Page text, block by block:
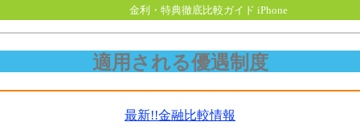
金利・特典徹底比較ガイド iPhone
適用される優遇制度
最新!!金融比較情報